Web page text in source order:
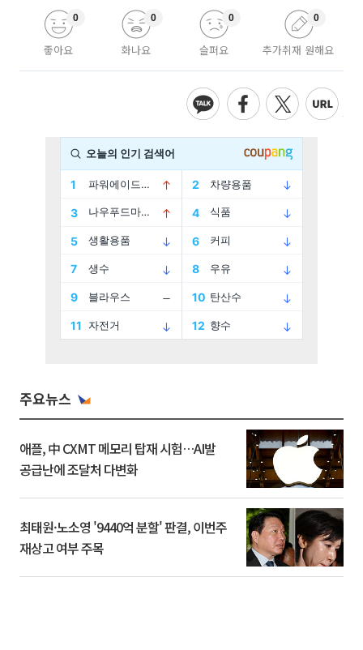
좋아요
0
화나요
0
슬퍼요
0
추가취재 원해요
0
주요뉴스
애플, 中 CXMT 메모리 탑재 시험…AI발
공급난에 조달처 다변화
최태원·노소영 '9440억 분할' 판결, 이번주
재상고 여부 주목